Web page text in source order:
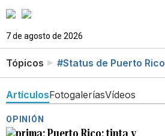
7 de agosto de 2026
Tópicos #Status de Puerto Rico
ArtículosFotogaleríasVídeos
OPINIÓN
Puerto Rico: tinta y